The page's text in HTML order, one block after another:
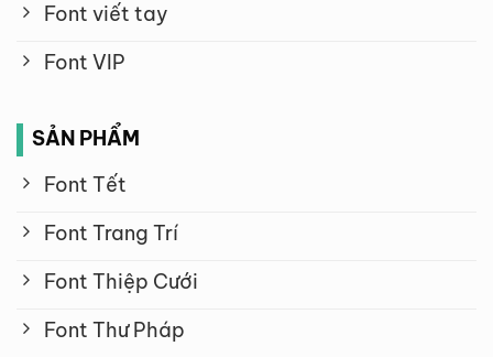
Font viết tay
Font VIP
SẢN PHẨM
Font Tết
Font Trang Trí
Font Thiệp Cưới
Font Thư Pháp